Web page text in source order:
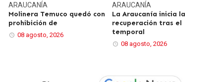
ARAUCANÍA
Molinera Temuco quedó con
prohibición de
08 agosto, 2026
ARAUCANÍA
La Araucanía inicia la
recuperación tras el
temporal
08 agosto, 2026